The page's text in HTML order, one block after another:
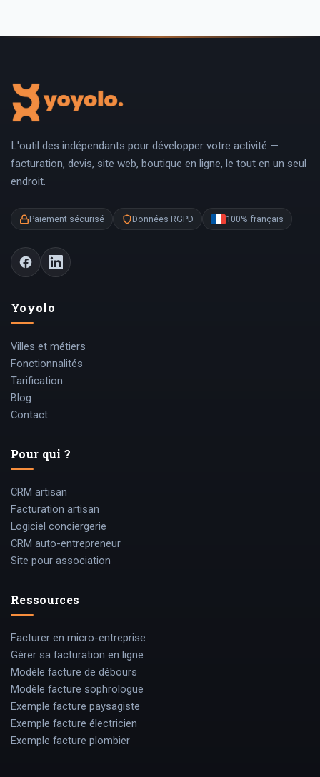
L'outil des indépendants pour développer votre activité —
facturation, devis, site web, boutique en ligne, le tout en un seul
endroit.
Paiement sécurisé Données RGPD 100% français
Yoyolo
Villes et métiers
Fonctionnalités
Tarification
Blog
Contact
Pour qui ?
CRM artisan
Facturation artisan
Logiciel conciergerie
CRM auto-entrepreneur
Site pour association
Ressources
Facturer en micro-entreprise
Gérer sa facturation en ligne
Modèle facture de débours
Modèle facture sophrologue
Exemple facture paysagiste
Exemple facture électricien
Exemple facture plombier